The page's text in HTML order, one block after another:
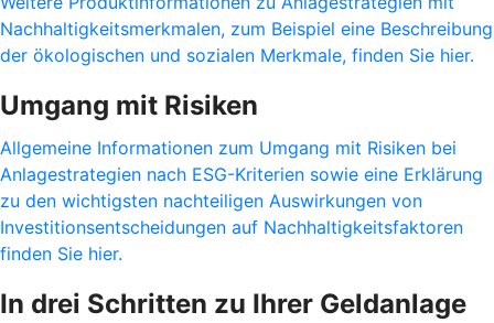
Nachhaltigkeitsmerkmalen, zum Beispiel eine Beschreibung
der ökologischen und sozialen Merkmale, finden Sie hier.
Umgang mit Risiken
Allgemeine Informationen zum Umgang mit Risiken bei
Anlagestrategien nach ESG-Kriterien sowie eine Erklärung
zu den wichtigsten nachteiligen Auswirkungen von
Investitionsentscheidungen auf Nachhaltigkeitsfaktoren
finden Sie hier.
In drei Schritten zu Ihrer Geldanlage